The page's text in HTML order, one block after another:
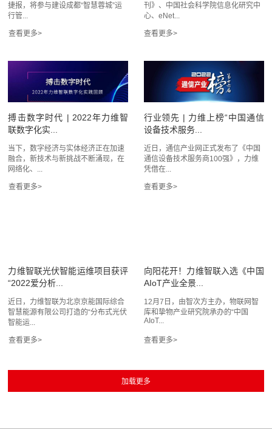
捷报，将参与建设成都“智慧蓉城”运
行管...
刊》、中国社会科学院信息化研究中
心、eNet...
搏击数字时代 | 2022年力维智
联数字化实...
当下，数字经济与实体经济正在加速
融合，新技术与新挑战不断涌现，在
网络化、...
行业领先 | 力维上榜“中国通信
设备技术服务...
近日，通信产业网正式发布了《中国
通信设备技术服务商100强》，力维
凭借在...
力维智联光伏智能运维项目获评
“2022爱分析...
近日，力维智联为北京京能国际综合
智慧能源有限公司打造的“分布式光伏
智能运...
向阳花开！力维智联入选《中国
AIoT产业全景...
12月7日，由智次方主办，物联网智
库和挚物产业研究院承办的“中国
AIoT...